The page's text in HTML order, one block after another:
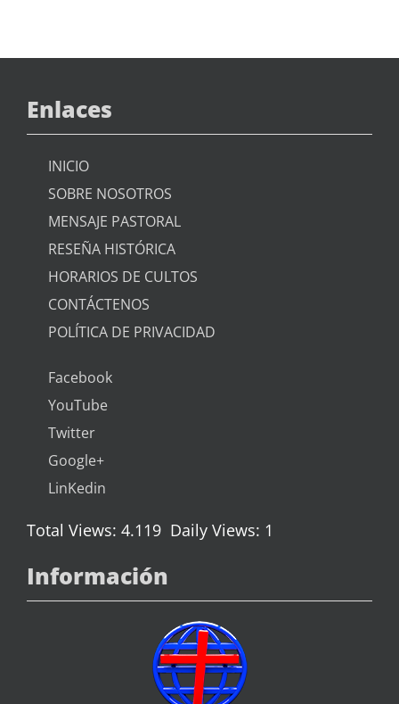
Enlaces
INICIO
SOBRE NOSOTROS
MENSAJE PASTORAL
RESEÑA HISTÓRICA
HORARIOS DE CULTOS
CONTÁCTENOS
POLÍTICA DE PRIVACIDAD
Facebook
YouTube
Twitter
Google+
LinKedin
Total Views: 4.119 Daily Views: 1
Información